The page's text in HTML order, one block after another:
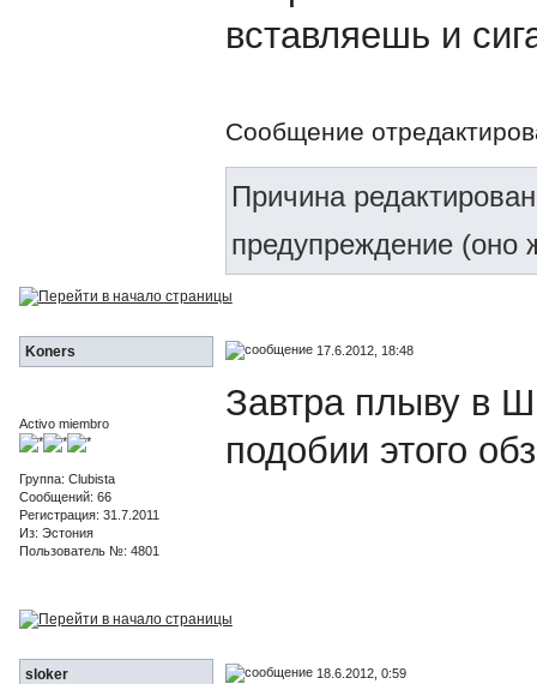
вставляешь и
Сообщение
Причина
предупреждение (оно
Koners 17.6.2012, 18:48
Activo miembro
Группа: Clubista
Сообщений: 66
Регистрация: 31.7.2011
Из: Эстония
Пользователь №: 4801
Завтра плыву в
подобии этого
sloker 18.6.2012, 0:59